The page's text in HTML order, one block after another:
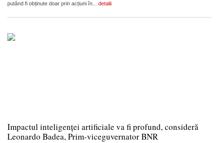
putând fi obținute doar prin acțiuni în... detalii
Impactul inteligenței artificiale va fi profund, consideră
Leonardo Badea, Prim-viceguvernator BNR